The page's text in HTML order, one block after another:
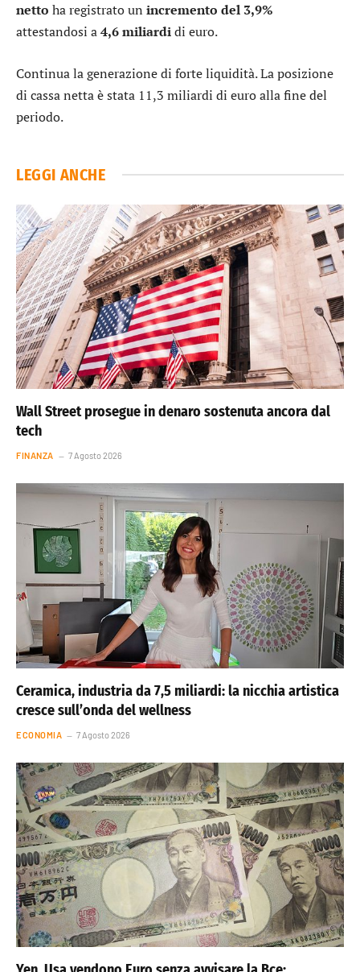
netto ha registrato un incremento del 3,9%
attestandosi a4,6 miliardidi euro.
Continua la generazione di forte liquidità. La posizione
di cassa netta è stata 11,3 miliardi di euro alla fine del
periodo.
LEGGI ANCHE
Wall Street prosegue in denaro sostenuta ancora dal
tech
FINANZA 7 Agosto 2026
Ceramica, industria da 7,5 miliardi: la nicchia artistica
cresce sull’onda del wellness
ECONOMIA 7 Agosto 2026